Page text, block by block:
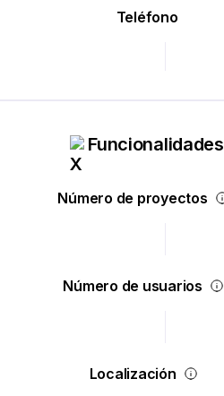
Teléfono
Funcionalidades
Número de proyectos
Número de usuarios
Localización